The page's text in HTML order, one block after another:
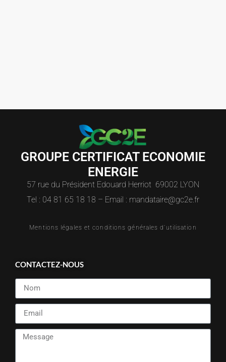
GROUPE CERTIFICAT ECONOMIE
ENERGIE
57 rue du Président Edouard Herriot 69002 LYON
Tel : 04 81 65 18 18 – Email : mandataire@gc2e.fr
Mentions légales et conditions générales d'utilisation
CONTACTEZ-NOUS